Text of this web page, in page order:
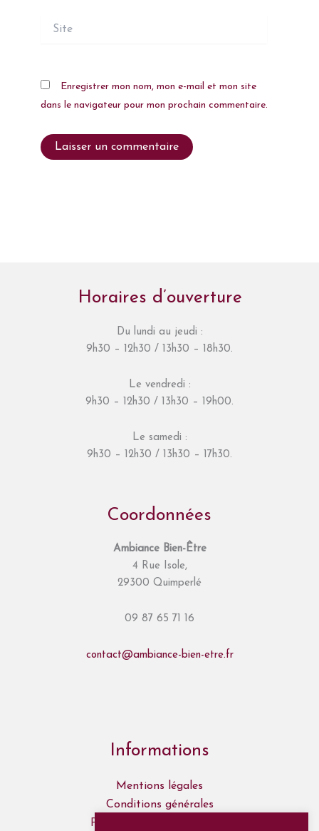
Site
Enregistrer mon nom, mon e-mail et mon site
dans le navigateur pour mon prochain commentaire.
Horaires d’ouverture
Du lundi au jeudi :
9h30 – 12h30 / 13h30 – 18h30.
Le vendredi :
9h30 – 12h30 / 13h30 – 19h00.
Le samedi :
9h30 – 12h30 / 13h30 – 17h30.
Coordonnées
Ambiance Bien-Être
4 Rue Isole,
29300 Quimperlé
09 87 65 71 16
contact@ambiance-bien-etre.fr
Informations
Mentions légales
Conditions générales
Politique de confidentialité